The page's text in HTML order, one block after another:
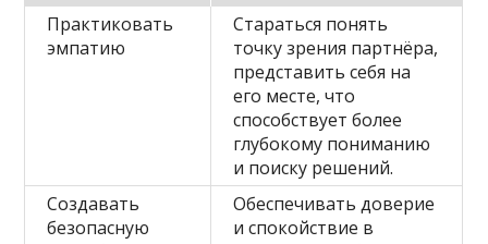
Практиковать
эмпатию
Стараться понять
точку зрения партнёра,
представить себя на
его месте, что
способствует более
глубокому пониманию
и поиску решений.
Создавать
безопасную
Обеспечивать доверие
и спокойствие в